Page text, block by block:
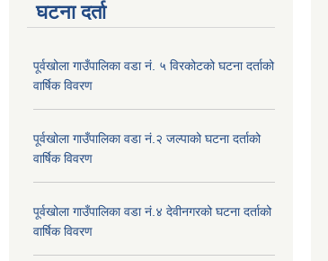
घटना दर्ता
पूर्वखोला गाउँपालिका वडा नं. ५ विरकोटको घटना दर्ताको
वार्षिक विवरण
पूर्वखोला गाउँपालिका वडा नं.२ जल्पाको घटना दर्ताको
वार्षिक विवरण
पूर्वखोला गाउँपालिका वडा नं.४ देवीनगरको घटना दर्ताको
वार्षिक विवरण